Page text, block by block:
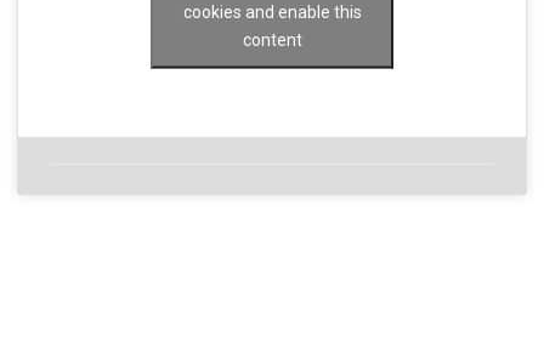
cookies and enable this
content